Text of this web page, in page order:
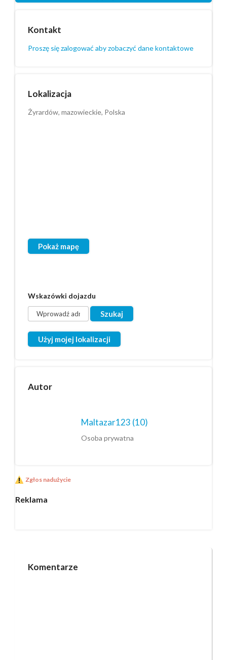
Kontakt
Proszę się zalogować aby zobaczyć dane kontaktowe
Lokalizacja
Żyrardów, mazowieckie, Polska
Pokaż mapę
Wskazówki dojazdu
Użyj mojej lokalizacji
Autor
Maltazar123 (10)
Osoba prywatna
Zgłos nadużycie
Reklama
Komentarze